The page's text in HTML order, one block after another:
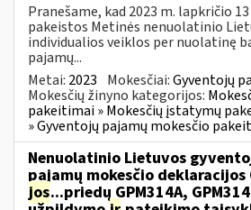
Pranešame, kad 2023 m. lapkričio 13
pakeistos Metinės nenuolatinio
individualios veiklos per nuolatinę
pajamų...
Metai: 2023 Mokesčiai:Gyventojų
Mokesčių žinyno kategorijos:
pakeitimai » Mokesčių įstatymų
» Gyventojų pajamų mokesčio
Nenuolatinio Lietuvos
pajamų mokesčio deklaracijos
jos...priedų GPM314A,